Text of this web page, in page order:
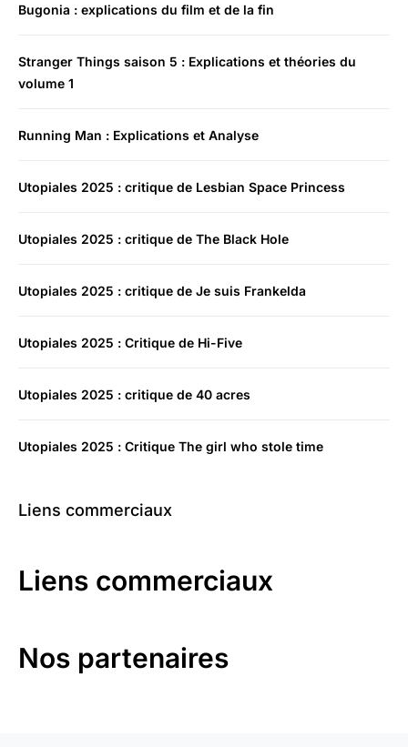
Bugonia : explications du film et de la fin
Stranger Things saison 5 : Explications et théories du
volume 1
Running Man : Explications et Analyse
Utopiales 2025 : critique de Lesbian Space Princess
Utopiales 2025 : critique de The Black Hole
Utopiales 2025 : critique de Je suis Frankelda
Utopiales 2025 : Critique de Hi-Five
Utopiales 2025 : critique de 40 acres
Utopiales 2025 : Critique The girl who stole time
Liens commerciaux
Liens commerciaux
Nos partenaires